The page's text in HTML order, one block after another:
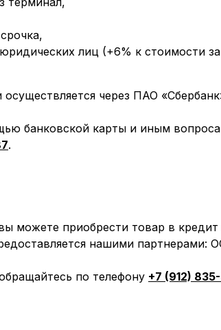
лиц (+6% к стоимости
через ПАО
банковской карты и иным
.
можете приобрести товар в
нашими
по телефону +7 (912)